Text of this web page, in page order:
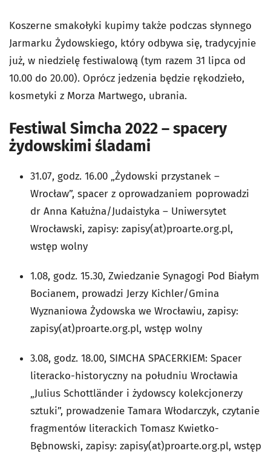
Koszerne smakołyki kupimy także podczas słynnego
Jarmarku Żydowskiego, który odbywa się, tradycyjnie
już, w niedzielę festiwalową (tym razem 31 lipca od
10.00 do 20.00). Oprócz jedzenia będzie rękodzieło,
kosmetyki z Morza Martwego, ubrania.
Festiwal Simcha 2022 – spacery
żydowskimi śladami
31.07, godz. 16.00 „Żydowski przystanek –
Wrocław”, spacer z oprowadzaniem poprowadzi
dr Anna Kałużna/Judaistyka – Uniwersytet
Wrocławski, zapisy: zapisy(at)proarte.org.pl,
wstęp wolny
1.08, godz. 15.30, Zwiedzanie Synagogi Pod Białym
Bocianem, prowadzi Jerzy Kichler/Gmina
Wyznaniowa Żydowska we Wrocławiu, zapisy:
zapisy(at)proarte.org.pl, wstęp wolny
3.08, godz. 18.00, SIMCHA SPACERKIEM: Spacer
literacko-historyczny na południu Wrocławia
„Julius Schottländer i żydowscy kolekcjonerzy
sztuki”, prowadzenie Tamara Włodarczyk, czytanie
fragmentów literackich Tomasz Kwietko-
Bębnowski, zapisy: zapisy(at)proarte.org.pl, wstęp